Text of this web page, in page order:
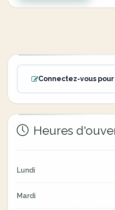
Connectez-vous
Heures
Lundi
Mardi